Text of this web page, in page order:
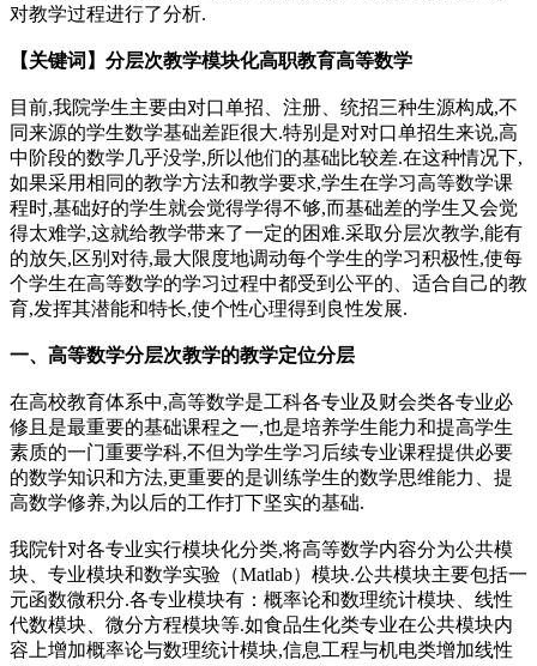
对教学过程进行了分析.
【关键词】分层次教学模块化高职教育高等数学
目前,我院学生主要由对口单招、注册、统招三种生源构成,不
同来源的学生数学基础差距很大.特别是对对口单招生来说,高
中阶段的数学几乎没学,所以他们的基础比较差.在这种情况下,
如果采用相同的教学方法和教学要求,学生在学习高等数学课
程时,基础好的学生就会觉得学得不够,而基础差的学生又会觉
得太难学,这就给教学带来了一定的困难.采取分层次教学,能有
的放矢,区别对待,最大限度地调动每个学生的学习积极性,使每
个学生在高等数学的学习过程中都受到公平的、适合自己的教
育,发挥其潜能和特长,使个性心理得到良性发展.
一、高等数学分层次教学的教学定位分层
在高校教育体系中,高等数学是工科各专业及财会类各专业必
修且是最重要的基础课程之一,也是培养学生能力和提高学生
素质的一门重要学科,不但为学生学习后续专业课程提供必要
的数学知识和方法,更重要的是训练学生的数学思维能力、提
高数学修养,为以后的工作打下坚实的基础.
我院针对各专业实行模块化分类,将高等数学内容分为公共模
块、专业模块和数学实验（Matlab）模块.公共模块主要包括一
元函数微积分.各专业模块有：概率论和数理统计模块、线性
代数模块、微分方程模块等.如食品生化类专业在公共模块内
容上增加概率论与数理统计模块,信息工程与机电类增加线性